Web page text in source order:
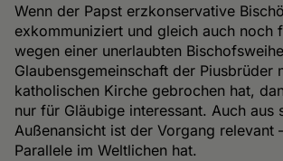
Wenn der Papst erzkonservative
exkommuniziert und gleich auch noch
wegen einer unerlaubten
Glaubensgemeinschaft der Piusbrüder
katholischen Kirche gebrochen hat,
nur für Gläubige interessant. Auch aus
Außenansicht ist der Vorgang relevant
Parallele im Weltlichen hat.